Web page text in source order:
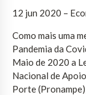
12 jun 2020 –
Como mais uma
Pandemia da
Maio de 2020 a
Nacional de
Porte